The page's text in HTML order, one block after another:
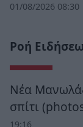
01/08/2026 08:30
Ροή
Νέα
σπίτι
19:16